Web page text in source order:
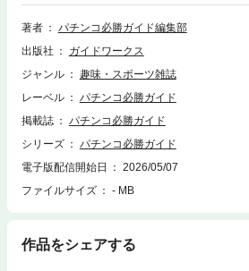
の視聴期間は2026年5月7日から2026年11月7
間経過後は動画を視聴することは出来ません。
なりますのでご注意ください。3）新型コロナ
ている場合がございます。■WEB特典に関する
7日までとなります。視聴期間経過後はこれら
とは出来ません。あらかじめご了承ください
er.衝撃度MAX！初当りの半分が7500＋
0個が上乗せする超RUSHを紐解く！◇eひきこ
でもヤレる!? ニュースタイルパチンコ詳解◇e
で掴んだ攻略ポイント＆初当りの鍵を公開
著者
パチンコ必勝ガイド編集部
出版社
ガイドワークス
ジャンル
趣味・スポーツ雑誌
レーベル
パチンコ必勝ガイド
掲載誌
パチンコ必勝ガイド
シリーズ
パチンコ必勝ガイド
電子版配信開始日
2026/05/07
ファイルサイズ
- MB
作品をシェアする